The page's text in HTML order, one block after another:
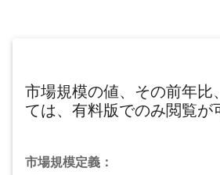
市場規模の値、その前年比
ては、有料版でのみ閲覧が
市場規模定義：